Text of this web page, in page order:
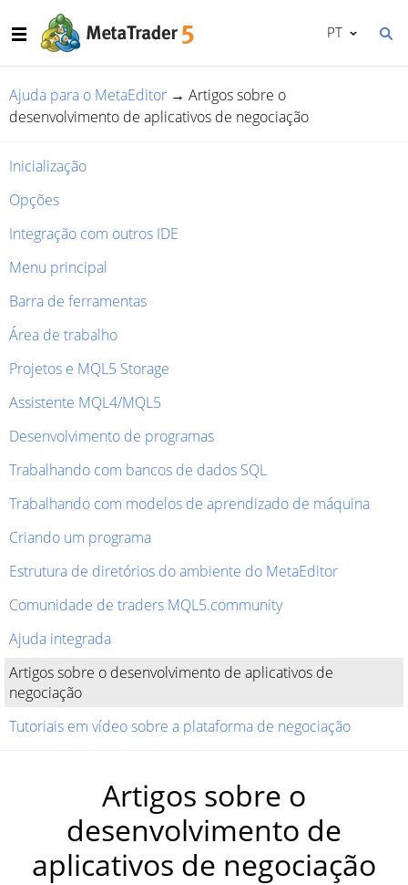
PT
Ajuda para o MetaEditor → Artigos sobre o
desenvolvimento de aplicativos de negociação
Inicialização
Opções
Integração com outros IDE
Menu principal
Barra de ferramentas
Área de trabalho
Projetos e MQL5 Storage
Assistente MQL4/MQL5
Desenvolvimento de programas
Trabalhando com bancos de dados SQL
Trabalhando com modelos de aprendizado de máquina
Criando um programa
Estrutura de diretórios do ambiente do MetaEditor
Comunidade de traders MQL5.community
Ajuda integrada
Artigos sobre o desenvolvimento de aplicativos de
negociação
Tutoriais em vídeo sobre a plataforma de negociação
Artigos sobre o
desenvolvimento de
aplicativos de negociação